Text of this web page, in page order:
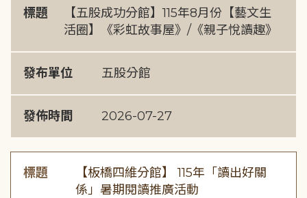
標題
【五股成功分館】115年8月份【藝文生
活圈】《彩虹故事屋》/《親子悅讀趣》
發布單位 五股分館
發佈時間 2026-07-27
標題
【板橋四維分館】 115年「讀出好關
係」暑期閱讀推廣活動